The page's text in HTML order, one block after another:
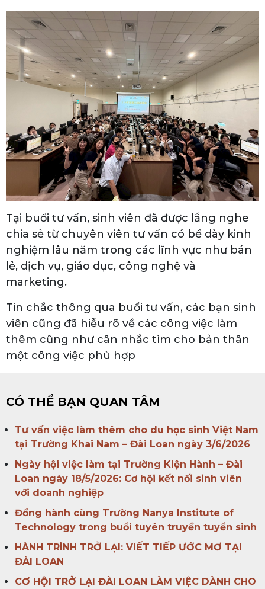
Tại buổi tư vấn, sinh viên đã được lắng nghe
chia sẻ từ chuyên viên tư vấn có bề dày kinh
nghiệm lâu năm trong các lĩnh vực như bán
lẻ, dịch vụ, giáo dục, công nghệ và
marketing.
Tin chắc thông qua buổi tư vấn, các bạn sinh
viên cũng đã hiễu rõ về các công việc làm
thêm cũng như cân nhắc tìm cho bản thân
một công việc phù hợp
CÓ THỂ BẠN QUAN TÂM
Tư vấn việc làm thêm cho du học sinh Việt Nam
tại Trường Khai Nam – Đài Loan ngày 3/6/2026
Ngày hội việc làm tại Trường Kiện Hành – Đài
Loan ngày 18/5/2026: Cơ hội kết nối sinh viên
với doanh nghiệp
Đồng hành cùng Trường Nanya Institute of
Technology trong buổi tuyên truyền tuyển sinh
HÀNH TRÌNH TRỞ LẠI: VIẾT TIẾP ƯỚC MƠ TẠI
ĐÀI LOAN
CƠ HỘI TRỞ LẠI ĐÀI LOAN LÀM VIỆC DÀNH CHO